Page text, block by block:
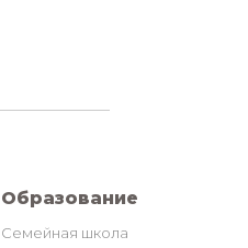
Образование
Семейная школа